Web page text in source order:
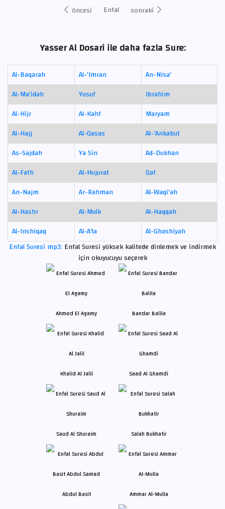
öncesi Enfal sonraki
Yasser Al Dosari ile daha fazla Sure:
Al-Baqarah Al-'Imran
An-Nisa'
Al-Ma'idah
Yusuf
Ibrahim
Al-Hijr
Al-Kahf
Maryam
Al-Hajj
Al-Qasas
Al-'Ankabut
As-Sajdah
Ya Sin
Ad-Dukhan
Al-Fath
Al-Hujurat
Qaf
An-Najm
Ar-Rahman
Al-Waqi'ah
Al-Hashr
Al-Mulk
Al-Haqqah
Al-Inshiqaq
Al-A'la
Al-Ghashiyah
Enfal Suresi mp3: Enfal Suresi yüksek kalitede dinlemek ve indirmek
için okuyucuyu seçerek
Ahmed El Agamy Bandar Balila
Khalid Al Jalil Saad Al Ghamdi
Saud Al Shuraim Salah Bukhatir
Abdul Basit Ammar Al-Mulla